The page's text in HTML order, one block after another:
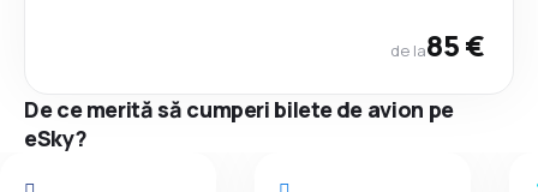
de la85 €
De ce merită să cumperi bilete de avion pe
eSky?